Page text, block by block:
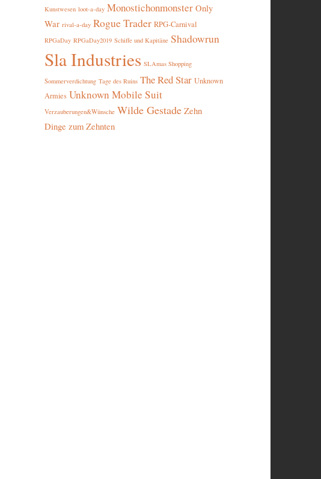
Kunstwesen loot-a-day Monostichonmonster Only
War rival-a-day Rogue Trader RPG-Carnival
RPGaDay RPGaDay2019 Schiffe und Kapitäne Shadowrun
Sla Industries SLAmas Shopping
Sommerverdichtung Tage des Ruins The Red Star Unknown
Armies Unknown Mobile Suit
Verzauberungen&Wünsche Wilde Gestade Zehn
Dinge zum Zehnten